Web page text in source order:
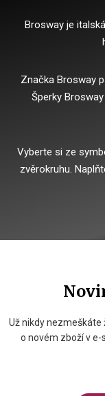
Brosway je
Značka Brosway
Šperky
Vyberte si ze
zvěrokruhu.
Už nikdy nezmeškáte
o novém zboží v e-